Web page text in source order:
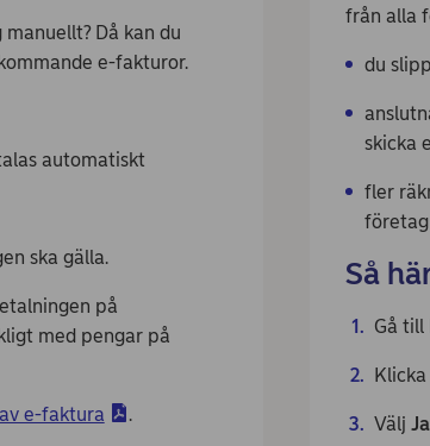
Då kan du
e-fakturor.
automatiskt
ska gälla.
på
med pengar på
e-faktura .
från alla
du
skicka
fler
Så
Gå till
Välj